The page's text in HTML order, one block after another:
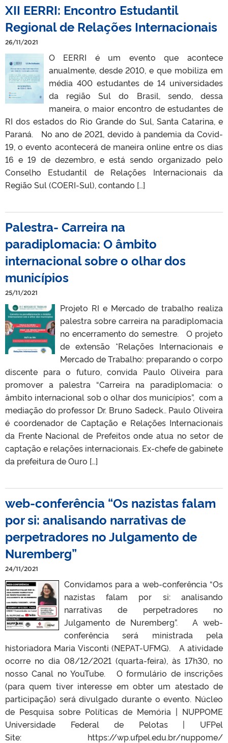
XII EERRI: Encontro Estudantil
Regional de Relações Internacionais
26/11/2021
O EERRI é um evento que acontece
anualmente, desde 2010, e que mobiliza em
média 400 estudantes de 14 universidades
da região Sul do Brasil, sendo, dessa
maneira, o maior encontro de estudantes de
RI dos estados do Rio Grande do Sul, Santa Catarina, e
Paraná. No ano de 2021, devido à pandemia da Covid-
19, o evento acontecerá de maneira online entre os dias
16 e 19 de dezembro, e está sendo organizado pelo
Conselho Estudantil de Relações Internacionais da
Região Sul (COERI-Sul), contando […]
Palestra- Carreira na
paradiplomacia: O âmbito
internacional sobre o olhar dos
municípios
25/11/2021
Projeto RI e Mercado de trabalho realiza
palestra sobre carreira na paradiplomacia
no encerramento do semestre. O projeto
de extensão *Relações Internacionais e
Mercado de Trabalho: preparando o corpo
discente para o futuro, convida Paulo Oliveira para
promover a palestra “Carreira na paradiplomacia: o
âmbito internacional sob o olhar dos municípios”, com a
mediação do professor Dr. Bruno Sadeck.. Paulo Oliveira
é coordenador de Captação e Relações Internacionais
da Frente Nacional de Prefeitos onde atua no setor de
captação e relações internacionais. Ex-chefe de gabinete
da prefeitura de Ouro […]
web-conferência “Os nazistas falam
por si: analisando narrativas de
perpetradores no Julgamento de
Nuremberg”
24/11/2021
Convidamos para a web-conferência “Os
nazistas falam por si: analisando
narrativas de perpetradores no
Julgamento de Nuremberg”. A web-
conferência será ministrada pela
historiadora Maria Visconti (NEPAT-UFMG). A atividade
ocorre no dia 08/12/2021 (quarta-feira), às 17h30, no
nosso Canal no YouTube. O formulário de inscrições
(para quem tiver interesse em obter um atestado de
participação) será divulgado durante o evento. Núcleo
de Pesquisa sobre Políticas de Memória | NUPPOME
Universidade Federal de Pelotas | UFPel
Site: https://wp.ufpel.edu.br/nuppome/